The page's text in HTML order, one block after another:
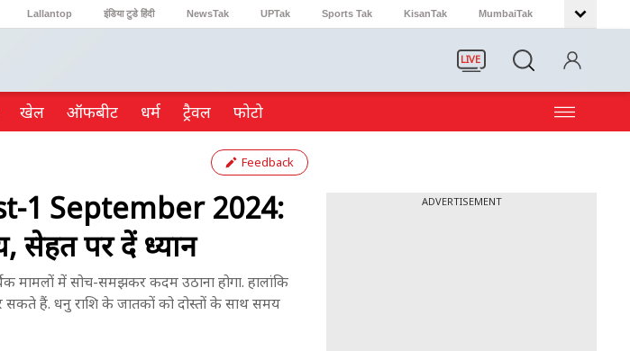
Lallantop इंडिया टुडे हिंदी NewsTak UPTak Sports Tak KisanTak MumbaiTak
LIVE
खेल ऑफबीट धर्म ट्रैवल फोटो
Feedback
1 September 2024:
सेहत पर दें ध्यान
में सोच-समझकर कदम उठाना होगा. हालांकि
हैं. धनु राशि के जातकों को दोस्तों के साथ समय
ADVERTISEMENT